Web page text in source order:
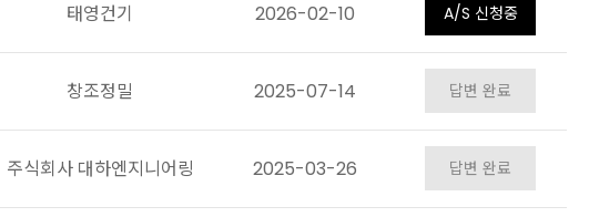
태영건기 2026-02-10 A/S 신청중
창조정밀 2025-07-14 답변 완료
주식회사 대하엔지니어링 2025-03-26 답변 완료